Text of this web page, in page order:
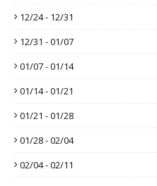
12/24 - 12/31
12/31 - 01/07
01/07 - 01/14
01/14 - 01/21
01/21 - 01/28
01/28 - 02/04
02/04 - 02/11